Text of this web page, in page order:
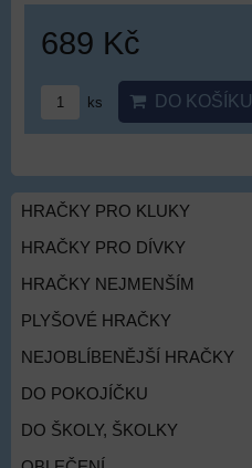
689 Kč
ks DO KOŠÍKU
HRAČKY PRO KLUKY
HRAČKY PRO DÍVKY
HRAČKY NEJMENŠÍM
PLYŠOVÉ HRAČKY
NEJOBLÍBENĚJŠÍ HRAČKY
DO POKOJÍČKU
DO ŠKOLY, ŠKOLKY